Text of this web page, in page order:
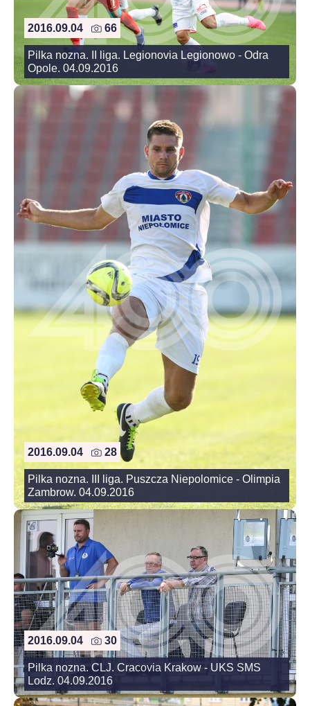
2016.09.04 66
Pilka nozna. II liga. Legionovia Legionowo - Odra
Opole. 04.09.2016
2016.09.04 28
Pilka nozna. III liga. Puszcza Niepolomice - Olimpia
Zambrow. 04.09.2016
2016.09.04 30
Pilka nozna. CLJ. Cracovia Krakow - UKS SMS
Lodz. 04.09.2016